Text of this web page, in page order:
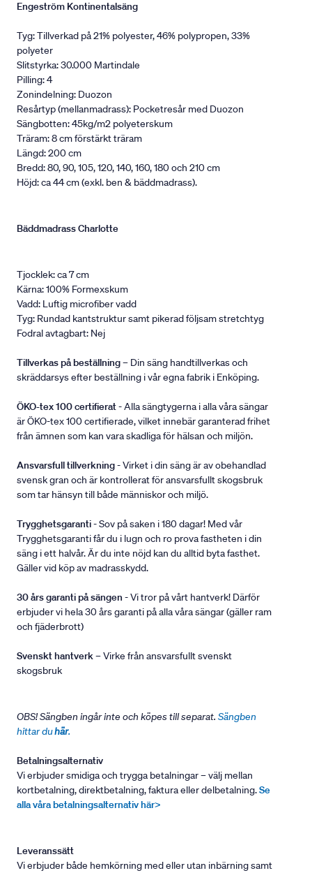
Engeström Kontinentalsäng
Tyg: Tillverkad på 21% polyester, 46% polypropen, 33%
polyeter
Slitstyrka: 30.000 Martindale
Pilling: 4
Zonindelning: Duozon
Resårtyp (mellanmadrass): Pocketresår med Duozon
Sängbotten: 45kg/m2 polyeterskum
Träram: 8 cm förstärkt träram
Längd: 200 cm
Bredd: 80, 90, 105, 120, 140, 160, 180 och 210 cm
Höjd: ca 44 cm (exkl. ben & bäddmadrass).
Bäddmadrass Charlotte
Tjocklek: ca 7 cm
Kärna: 100% Formexskum
Vadd: Luftig microfiber vadd
Tyg: Rundad kantstruktur samt pikerad följsam stretchtyg
Fodral avtagbart: Nej
Tillverkas på beställning– Din säng handtillverkas och
skräddarsys efter beställning i vår egna fabrik i Enköping.
ÖKO-tex 100 certifierat- Alla sängtygerna i alla våra sängar
är ÖKO-tex 100 certifierade, vilket innebär garanterad frihet
från ämnen som kan vara skadliga för hälsan och miljön.
Ansvarsfull tillverkning- Virket i din säng är av obehandlad
svensk gran och är kontrollerat för ansvarsfullt skogsbruk
som tar hänsyn till både människor och miljö.
Trygghetsgaranti- Sov på saken i 180 dagar! Med vår
Trygghetsgaranti får du i lugn och ro prova fastheten i din
säng i ett halvår. Är du inte nöjd kan du alltid byta fasthet.
Gäller vid köp av madrasskydd.
30 års garanti på sängen - Vi tror på vårt hantverk! Därför
erbjuder vi hela 30 års garanti på alla våra sängar (gäller ram
och fjäderbrott)
Svenskt hantverk– Virke från ansvarsfullt svenskt
skogsbruk
OBS! Sängben ingår inte och köpes till separat. Sängben
hittar duhär.
Betalningsalternativ
Vi erbjuder smidiga och trygga betalningar – välj mellan
kortbetalning, direktbetalning, faktura eller delbetalning.Se
alla våra betalningsalternativ här>
Leveranssätt
Vi erbjuder både hemkörning med eller utan inbärning samt